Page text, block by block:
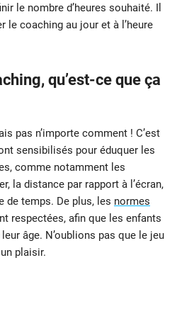
le nombre d’heures souhaité. Il
le coaching au jour et à l’heure
qu’est-ce que ça
pas n’importe comment ! C’est
sensibilisés pour éduquer les
comme notamment les
la distance par rapport à l’écran,
de temps. De plus, les normes
respectées, afin que les enfants
âge. N’oublions pas que le jeu
plaisir.